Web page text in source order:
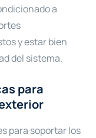
a
y estar bien
del sistema.
para
para soportar los